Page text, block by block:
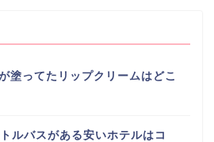
塗ってたリップクリームはどこ
ルバスがある安いホテルはコ